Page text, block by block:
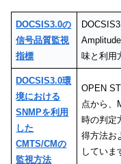
DOCSIS3.0の
信号品質監視
指標
味と利用
DOCSIS3.0環
境における
SNMPを利用
した
CMTS/CMの
監視方法
OPEN
点から、
時の判定
得方法お
していま